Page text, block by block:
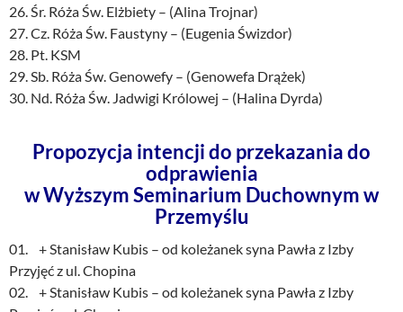
26. Śr. Róża Św. Elżbiety – (Alina Trojnar)
27. Cz. Róża Św. Faustyny – (Eugenia Świzdor)
28. Pt. KSM
29. Sb. Róża Św. Genowefy – (Genowefa Drążek)
30. Nd. Róża Św. Jadwigi Królowej – (Halina Dyrda)
Propozycja intencji do przekazania do
odprawienia
w Wyższym Seminarium Duchownym w
Przemyślu
01. + Stanisław Kubis – od koleżanek syna Pawła z Izby
Przyjęć z ul. Chopina
02. + Stanisław Kubis – od koleżanek syna Pawła z Izby